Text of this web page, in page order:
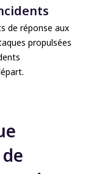
de réponse aux
propulsées